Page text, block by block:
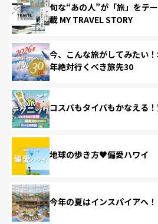
旬な“あの人”が「旅」をテ
載 MY TRAVEL STORY
今、こんな旅がしてみたい
年絶対行くべき旅先30
コスパもタイパもかなえる
地球の歩き方♥偏愛ハワイ
今年の夏はインスパイアへ！